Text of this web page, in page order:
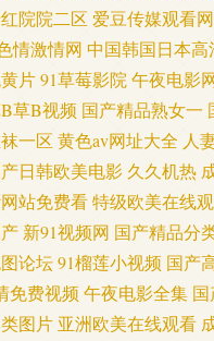
二三区啪啪 国产精品网址 福利姬
啪啪视频 亚洲日韩欧美变态 香蕉
航0 无码官网日本三区 探花唐先
91资源在线 国产日韩欧美色综合
一 青草无码一区二区 天天干日日
人人妻 avvt亚洲一区 97久久免费视
院院二区 爱豆传媒观看
情激情网 中国韩国日本高
片91草莓影院 午夜电影
草B视频 国产精品熟女一
一区 黄色av网址大全 人
日韩欧美电影 久久机热
站免费看特级欧美在线
新91视频网 国产精品分
论坛91榴莲小视频 国产
免费视频 午夜电影全集
图片 亚洲欧美在线观看